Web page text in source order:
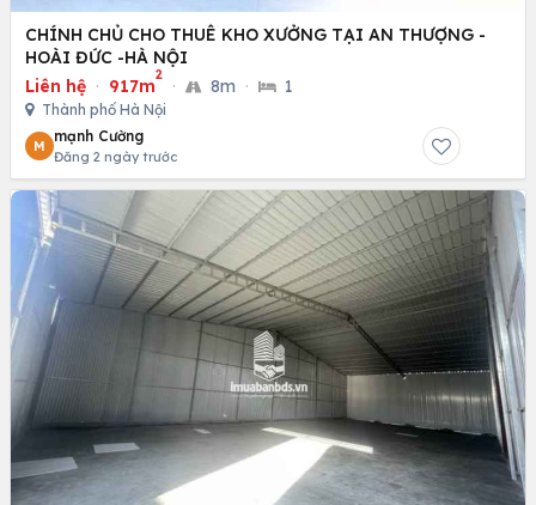
CHÍNH CHỦ CHO THUÊ KHO XƯỞNG TẠI AN THƯỢNG -
HOÀI ĐỨC -HÀ NỘI
Liên hệ · 917m
2
· 8m · 1
Thành phố Hà Nội
M
mạnh Cường
Đăng 2 ngày trước